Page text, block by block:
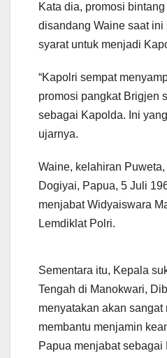
Kata dia, promosi
disandang Waine saat ini
syarat untuk menjadi
“Kapolri sempat
promosi pangkat Brigjen
sebagai Kapolda. Ini
ujarnya.
Waine, kelahiran
Dogiyai, Papua, 5 Juli
menjabat Widyaiswara
Lemdiklat Polri.
Sementara itu, Kepala
Tengah di Manokwari,
menyatakan akan sangat
membantu menjamin
Papua menjabat sebagai